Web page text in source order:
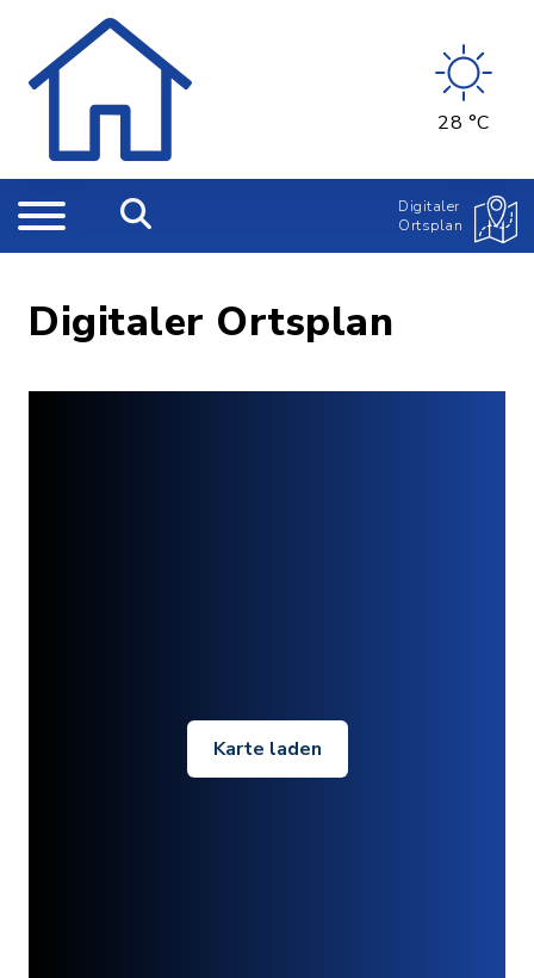
28 °C
Digitaler
Ortsplan
Digitaler Ortsplan
Karte laden